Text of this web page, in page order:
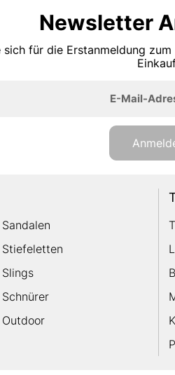
Newsletter
sich für die Erstanmeldung
E-Mail-
Sandalen
Stiefeletten
Slings
Schnürer
Outdoor